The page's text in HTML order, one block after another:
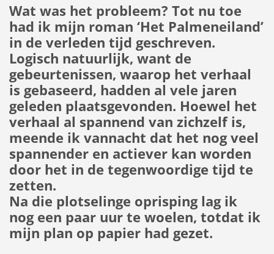
Wat was het probleem? Tot nu toe
had ik mijn roman ‘Het Palmeneiland’
in de verleden tijd geschreven.
Logisch natuurlijk, want de
gebeurtenissen, waarop het verhaal
is gebaseerd, hadden al vele jaren
geleden plaatsgevonden. Hoewel het
verhaal al spannend van zichzelf is,
meende ik vannacht dat het nog veel
spannender en actiever kan worden
door het in de tegenwoordige tijd te
zetten.
Na die plotselinge oprisping lag ik
nog een paar uur te woelen, totdat ik
mijn plan op papier had gezet.